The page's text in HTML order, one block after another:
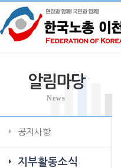
알림마당
News
공지사항
지부활동소식